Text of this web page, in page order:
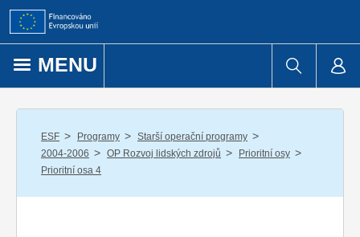
Přejít k obsahu
MENU
ESF / Programy / Starší operační programy /
2004-2006 / OP Rozvoj lidských zdrojů / Prioritní osy /
Prioritní osa 4